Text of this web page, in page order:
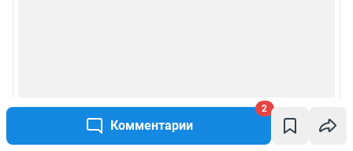
Комментарии
2